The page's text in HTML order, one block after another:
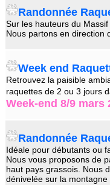
Randonnée
Sur les hauteurs du
Nous partons en direction
Week end
Retrouvez la paisible
raquettes de 2 ou 3 jours
Week-end 8/9 mars
Randonnée
Idéale pour débutants ou
Nous vous proposons de
haut pays grassois. Nous
dénivelée sur la